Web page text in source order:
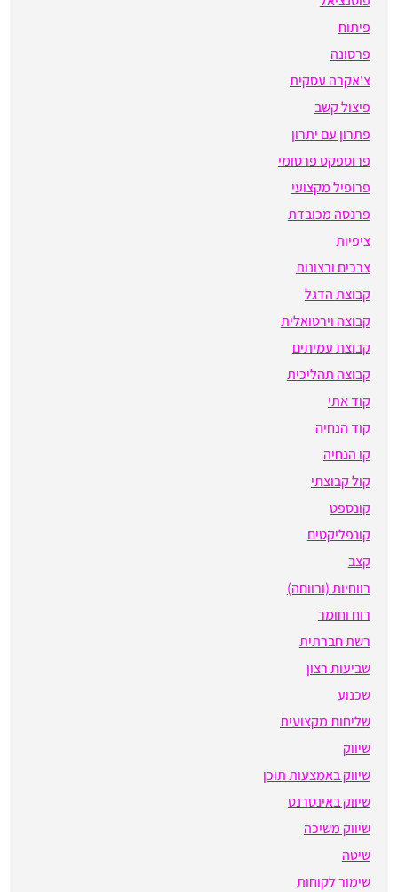
פיתוח
פרסונה
צ'אקרה עסקית
פיצול קשב
פתרון עם יתרון
פרוספקט פרסומי
פרופיל מקצועי
פרנסה מכובדת
ציפיות
צרכים ורצונות
קבוצת הדגל
קבוצה וירטואלית
קבוצת עמיתים
קבוצה תהליכית
קוד אתי
קוד הנחיה
קו הנחיה
קול קבוצתי
קונספט
קונפליקטים
קצב
רווחיות (ורווחה)
רוח וחומר
רשת חברתית
שביעות רצון
שכנוע
שליחות מקצועית
שיווק
שיווק באמצעות תוכן
שיווק באינטרנט
שיווק משיכה
שיטה
שימור לקוחות